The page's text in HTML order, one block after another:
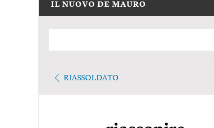
IL NUOVO DE MAURO
RIASSOLDATO